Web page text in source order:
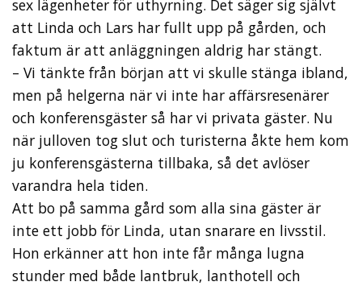
sex lägenheter för uthyrning. Det säger sig självt
att Linda och Lars har fullt upp på gården, och
faktum är att anläggningen aldrig har stängt.
– Vi tänkte från början att vi skulle stänga ibland,
men på helgerna när vi inte har affärsresenärer
och konferensgäster så har vi privata gäster. Nu
när julloven tog slut och turisterna åkte hem kom
ju konferensgästerna tillbaka, så det avlöser
varandra hela tiden.
Att bo på samma gård som alla sina gäster är
inte ett jobb för Linda, utan snarare en livsstil.
Hon erkänner att hon inte får många lugna
stunder med både lantbruk, lanthotell och